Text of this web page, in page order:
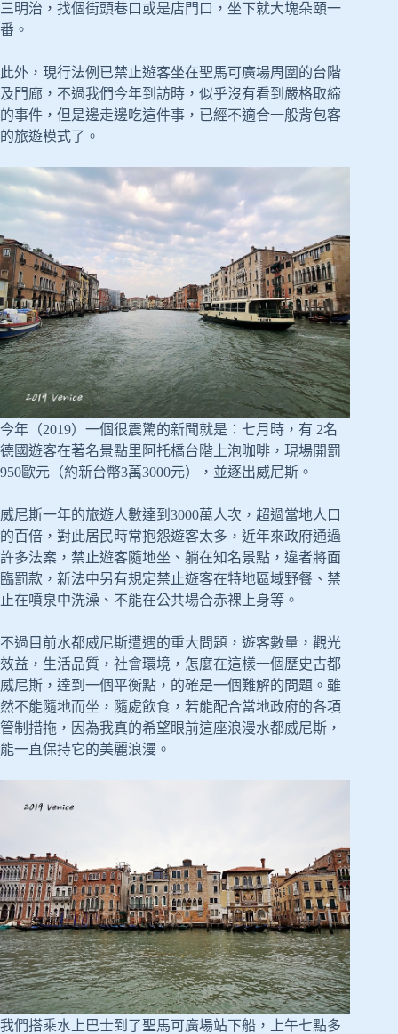
三明治，找個街頭巷口或是店門口，坐下就大塊朵頤一
番。
此外，現行法例已禁止遊客坐在聖馬可廣場周圍的台階
及門廊，不過我們今年到訪時，似乎沒有看到嚴格取締
的事件，但是邊走邊吃這件事，已經不適合一般背包客
的旅遊模式了。
今年（2019）一個很震驚的新聞就是：七月時，有 2名
德國遊客在著名景點里阿托橋台階上泡咖啡，現場開罰
950歐元（約新台幣3萬3000元），並逐出威尼斯。
威尼斯一年的旅遊人數達到3000萬人次，超過當地人口
的百倍，對此居民時常抱怨遊客太多，近年來政府通過
許多法案，禁止遊客隨地坐、躺在知名景點，違者將面
臨罰款，新法中另有規定禁止遊客在特地區域野餐、禁
止在噴泉中洗澡、不能在公共場合赤裸上身等。
不過目前水都威尼斯遭遇的重大問題，遊客數量，觀光
效益，生活品質，社會環境，怎麼在這樣一個歷史古都
威尼斯，達到一個平衡點，的確是一個難解的問題。雖
然不能隨地而坐，隨處飲食，若能配合當地政府的各項
管制措拖，因為我真的希望眼前這座浪漫水都威尼斯，
能一直保持它的美麗浪漫。
我們搭乘水上巴士到了聖馬可廣場站下船，上午七點多